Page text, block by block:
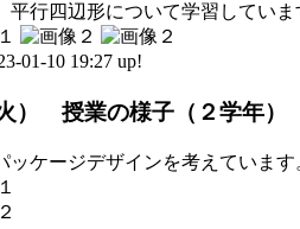
平行四辺形について学習していま
01-10 19:27 up!
） 授業の様子（２学年）
ッケージデザインを考えています